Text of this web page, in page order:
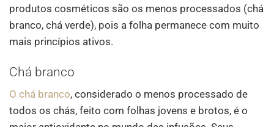
produtos cosméticos são os menos processados (chá
branco, chá verde), pois a folha permanece com muito
mais princípios ativos.
Chá branco
O chá branco, considerado o menos processado de
todos os chás, feito com folhas jovens e brotos, é o